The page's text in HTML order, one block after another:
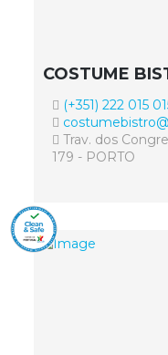
COSTUME
(+351) 222 015
Trav. dos
179 - PORTO